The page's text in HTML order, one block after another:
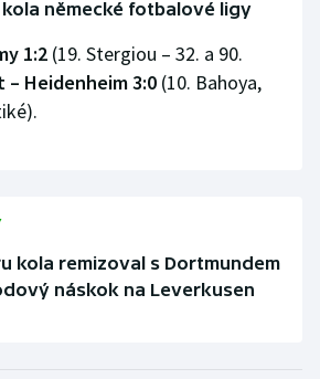
německé fotbalové ligy
1:2 (19. Stergiou – 32. a 90.
– Heidenheim 3:0 (10. Bahoya,
kola remizoval s Dortmundem
náskok na Leverkusen